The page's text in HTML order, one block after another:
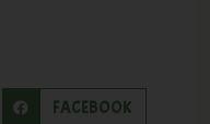
FACEBOOK